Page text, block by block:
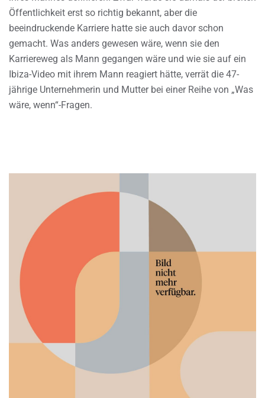
Öffentlichkeit erst so richtig bekannt, aber die
beeindruckende Karriere hatte sie auch davor schon
gemacht. Was anders gewesen wäre, wenn sie den
Karriereweg als Mann gegangen wäre und wie sie auf ein
Ibiza-Video mit ihrem Mann reagiert hätte, verrät die 47-
jährige Unternehmerin und Mutter bei einer Reihe von „Was
wäre, wenn“-Fragen.